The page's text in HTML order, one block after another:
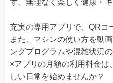
ず、無理なく楽しく健康・
充実の専用アプリで、QRコ
また、マシンの使い方を動
ングプログラムや混雑状況
×アプリの月額の利用料金は
しい日常を始めませんか？